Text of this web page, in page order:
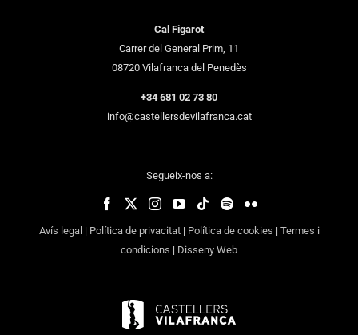
Cal Figarot
Carrer del General Prim, 11
08720 Vilafranca del Penedès
+34 681 02 73 80
info@castellersdevilafranca.cat
Segueix-nos a:
Avís legal | Política de privacitat| Política de cookies | Termes i
condicions | Disseny Web